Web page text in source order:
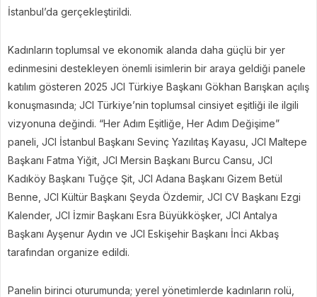
İstanbul’da gerçekleştirildi.
Kadınların toplumsal ve ekonomik alanda daha güçlü bir yer
edinmesini destekleyen önemli isimlerin bir araya geldiği panele
katılım gösteren 2025 JCI Türkiye Başkanı Gökhan Barışkan açılış
konuşmasında; JCI Türkiye’nin toplumsal cinsiyet eşitliği ile ilgili
vizyonuna değindi. “Her Adım Eşitliğe, Her Adım Değişime”
paneli, JCI İstanbul Başkanı Sevinç Yazılıtaş Kayasu, JCI Maltepe
Başkanı Fatma Yiğit, JCI Mersin Başkanı Burcu Cansu, JCI
Kadıköy Başkanı Tuğçe Şit, JCI Adana Başkanı Gizem Betül
Benne, JCI Kültür Başkanı Şeyda Özdemir, JCI CV Başkanı Ezgi
Kalender, JCI İzmir Başkanı Esra Büyükköşker, JCI Antalya
Başkanı Ayşenur Aydın ve JCI Eskişehir Başkanı İnci Akbaş
tarafından organize edildi.
Panelin birinci oturumunda; yerel yönetimlerde kadınların rolü,